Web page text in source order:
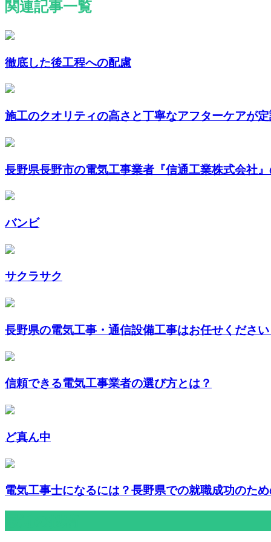
関連記事一覧
徹底した後工程への配慮
施工のクオリティの高さと丁寧なアフターケアが
長野県長野市の電気工事業者『信通工業株式会社
バンビ
サクラサク
長野県の電気工事・通信設備工事はお任せください
信頼できる電気工事業者の選び方とは？
ど真ん中
電気工事士になるには？長野県での就職成功のた